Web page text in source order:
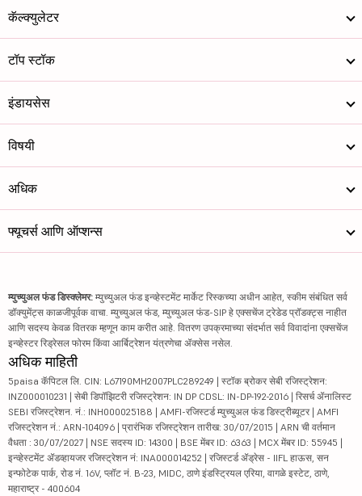
कॅल्क्युलेटर
टॉप स्टॉक
इंडायसेस
विषयी
अधिक
फ्यूचर्स आणि ऑप्शन्स
म्युच्युअल फंड डिस्क्लेमर: म्युच्युअल फंड इन्व्हेस्टमेंट मार्केट रिस्कच्या अधीन आहेत, स्कीम संबंधित सर्व
डॉक्युमेंट्स काळजीपूर्वक वाचा. म्युच्युअल फंड, म्युच्युअल फंड-SIP हे एक्सचेंज ट्रेडेड प्रॉडक्ट्स नाहीत
आणि सदस्य केवळ वितरक म्हणून काम करीत आहे. वितरण उपक्रमाच्या संदर्भात सर्व विवादांना एक्सचेंज
इन्व्हेस्टर रिड्रेसल फोरम किंवा आर्बिट्रेशन यंत्रणेचा ॲक्सेस नसेल.
अधिक माहिती
5paisa कॅपिटल लि. CIN: L67190MH2007PLC289249 | स्टॉक ब्रोकर सेबी रजिस्ट्रेशन:
INZ000010231 | सेबी डिपॉझिटरी रजिस्ट्रेशन: IN DP CDSL: IN-DP-192-2016 | रिसर्च ॲनालिस्ट
SEBI रजिस्ट्रेशन. नं.: INH000025188 | AMFI-रजिस्टर्ड म्युच्युअल फंड डिस्ट्रीब्यूटर | AMFI
रजिस्ट्रेशन नं.: ARN-104096 | प्रारंभिक रजिस्ट्रेशन तारीख: 30/07/2015 | ARN ची वर्तमान
वैधता : 30/07/2027 | NSE सदस्य ID: 14300 | BSE मेंबर ID: 6363 | MCX मेंबर ID: 55945 |
इन्व्हेस्टमेंट ॲडव्हायजर रजिस्ट्रेशन नं: INA000014252 | रजिस्टर्ड ॲड्रेस - IIFL हाऊस, सन
इन्फोटेक पार्क, रोड नं. 16V, प्लॉट नं. B-23, MIDC, ठाणे इंडस्ट्रियल एरिया, वागळे इस्टेट, ठाणे,
महाराष्ट्र - 400604